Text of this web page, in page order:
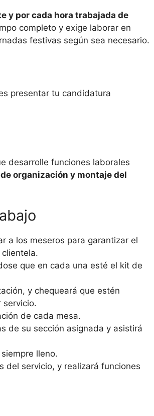
y por cada hora trabajada de
completo y exige laborar en
festivas según sea necesario.
presentar tu candidatura
desarrolle funciones laborales
organización y montaje del
a los meseros para garantizar el
que en cada una esté el kit de
y chequeará que estén
servicio.
de cada mesa.
de su sección asignada y asistirá
lleno.
del servicio, y realizará funciones